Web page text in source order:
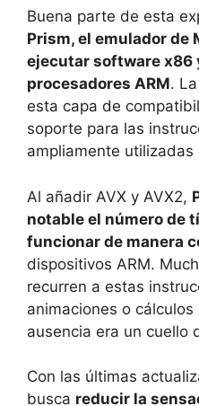
Buena parte de esta
Prism, el emulador de
ejecutar software x86
procesadores ARM.
esta capa de
soporte para las
ampliamente
Al añadir AVX y AVX2,
notable el número de
funcionar de manera
dispositivos ARM.
recurren a estas
animaciones o
ausencia era un cuello
Con las últimas
busca reducir la